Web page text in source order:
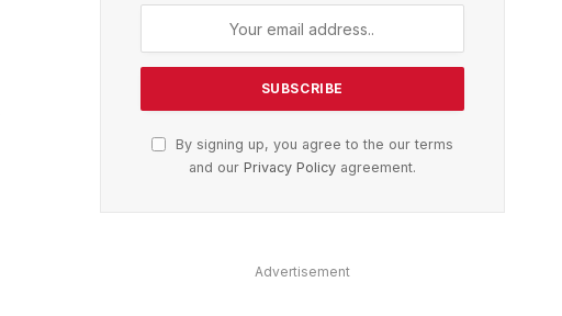
By signing up, you agree to the our terms
and our Privacy Policyagreement.
Advertisement